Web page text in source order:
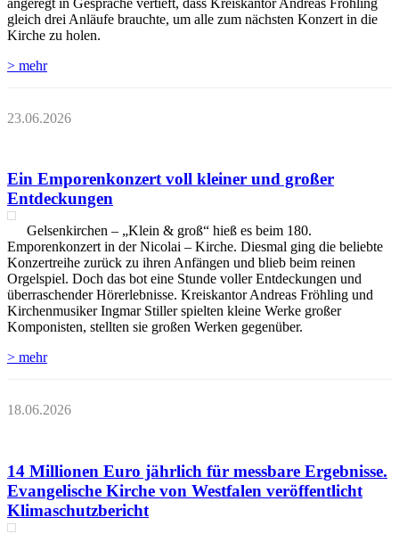
gleich drei Anläufe brauchte, um alle zum nächsten Konzert in die
Kirche zu holen.
> mehr
23.06.2026
Ein Emporenkonzert voll kleiner und großer
Entdeckungen
Gelsenkirchen – „Klein & groß“ hieß es beim 180.
Emporenkonzert in der Nicolai – Kirche. Diesmal ging die beliebte
Konzertreihe zurück zu ihren Anfängen und blieb beim reinen
Orgelspiel. Doch das bot eine Stunde voller Entdeckungen und
überraschender Hörerlebnisse. Kreiskantor Andreas Fröhling und
Kirchenmusiker Ingmar Stiller spielten kleine Werke großer
Komponisten, stellten sie großen Werken gegenüber.
> mehr
18.06.2026
14 Millionen Euro jährlich für messbare Ergebnisse.
Evangelische Kirche von Westfalen veröffentlicht
Klimaschutzbericht